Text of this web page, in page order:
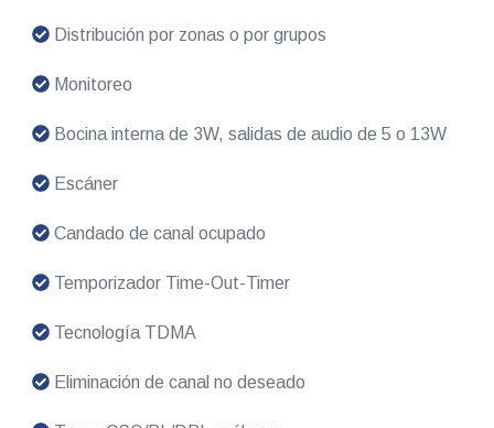
Distribución por zonas o por grupos
Monitoreo
Bocina interna de 3W, salidas de audio de 5 o 13W
Escáner
Candado de canal ocupado
Temporizador Time-Out-Timer
Tecnología TDMA
Eliminación de canal no deseado